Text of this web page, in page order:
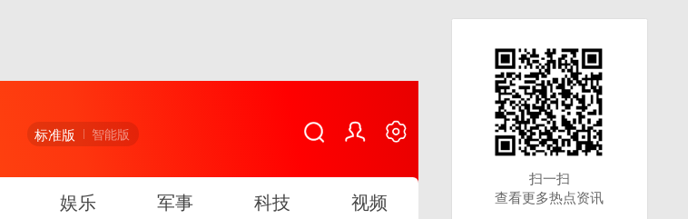
标准版 智能版
娱乐 军事 科技
视频
扫一扫
查看更多热点资讯
扫一扫
查看更多热点资讯